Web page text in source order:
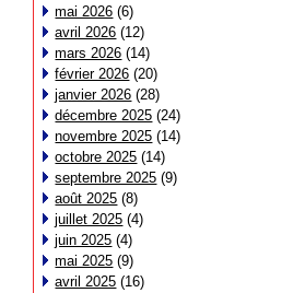
mai 2026 (6)
avril 2026 (12)
mars 2026 (14)
février 2026 (20)
janvier 2026 (28)
décembre 2025 (24)
novembre 2025 (14)
octobre 2025 (14)
septembre 2025 (9)
août 2025 (8)
juillet 2025 (4)
juin 2025 (4)
mai 2025 (9)
avril 2025 (16)